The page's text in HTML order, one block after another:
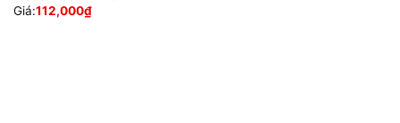
Giá:112,000₫